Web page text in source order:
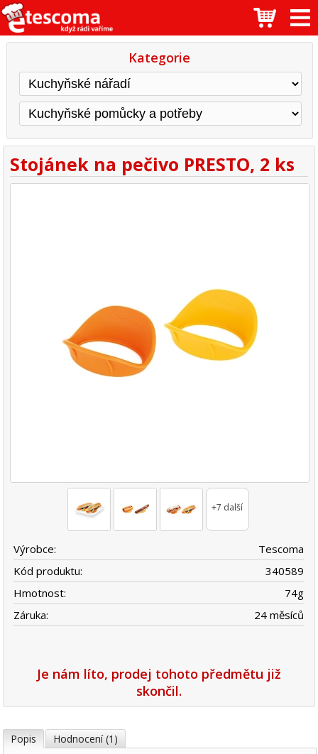
Kategorie
Stojánek na pečivo PRESTO, 2 ks
+7 další
Výrobce:
Tescoma
Kód produktu:
340589
Hmotnost:
74g
Záruka:
24 měsíců
Je nám líto, prodej tohoto předmětu již
skončil.
Popis Hodnocení (1)